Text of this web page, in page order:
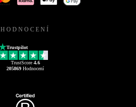
HODNOCENÍ
Trustpilot
TrustScore 4.6
205869 Hodnocení